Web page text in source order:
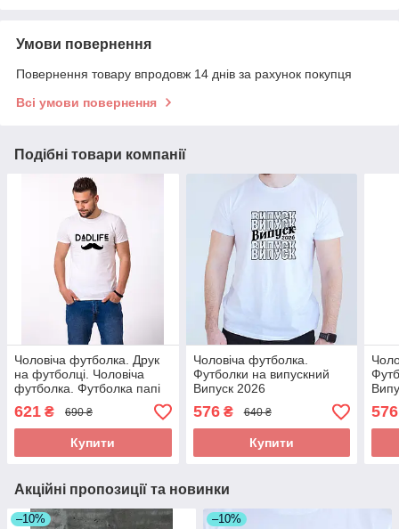
Умови повернення
Повернення товару впродовж 14 днів за рахунок покупця
Всі умови повернення
Подібні товари компанії
Чоловіча футболка. Друк
на футболці. Чоловіча
футболка. Футболка папі
621 ₴ 690 ₴
Купити
Чоловіча футболка.
Футболки на випускний
Випуск 2026
576₴ 640 ₴
Купити
576
Акційні пропозиції та новинки
–10% –10%